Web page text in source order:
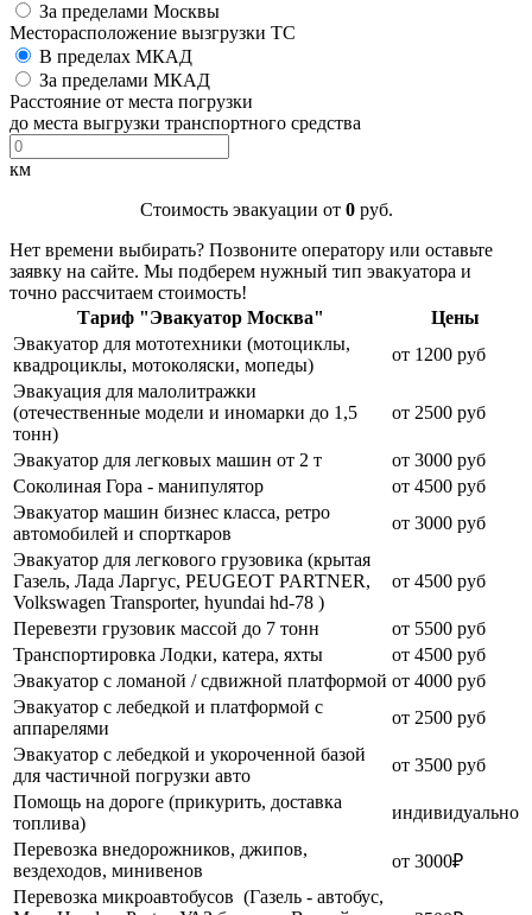
За пределами Москвы
Месторасположение вызгрузки ТС
В пределах МКАД
За пределами МКАД
Расстояние от места погрузки
до места выгрузки транспортного средства
км
Стоимость эвакуации от 0руб.
Нет времени выбирать? Позвоните оператору или оставьте
заявку на сайте. Мы подберем нужный тип эвакуатора и
точно рассчитаем стоимость!
Тариф "Эвакуатор Москва"
Цены
Эвакуатор для мототехники (мотоциклы,
квадроциклы, мотоколяски, мопеды)
от 1200 руб
Эвакуация для малолитражки
(отечественные модели и иномарки до 1,5
тонн)
от 2500 руб
Эвакуатор для легковых машин от 2 т
от 3000 руб
Соколиная Гора - манипулятор
от 4500 руб
Эвакуатор машин бизнес класса, ретро
автомобилей и спорткаров
от 3000 руб
Эвакуатор для легкового грузовика (крытая
Газель, Лада Ларгус, PEUGEOT PARTNER,
Volkswagen Transporter, hyundai hd-78 )
от 4500 руб
Перевезти грузовик массой до 7 тонн
от 5500 руб
Транспортировка Лодки, катера, яхты
от 4500 руб
Эвакуатор c ломаной / сдвижной платформой от 4000 руб
Эвакуатор с лебедкой и платформой с
аппарелями
от 2500 руб
Эвакуатор с лебедкой и укороченной базой
для частичной погрузки авто
от 3500 руб
Помощь на дороге (прикурить, доставка
топлива)
индивидуально
Перевозка внедорожников, джипов,
вездеходов, минивенов
от 3000₽
Перевозка микроавтобусов (Газель - автобус,